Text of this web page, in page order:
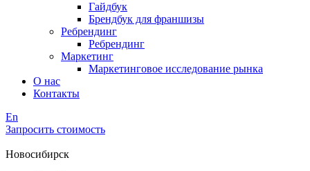
Гайдбук
Брендбук для франшизы
Ребрендинг
Ребрендинг
Маркетинг
Маркетинговое исследование рынка
О нас
Контакты
En
Запросить стоимость
Новосибирск